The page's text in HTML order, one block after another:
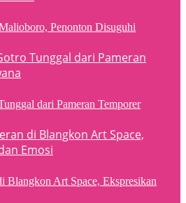
Penonton Disuguhi
dari Pameran Temporer
Blangkon Art Space, Ekspresikan